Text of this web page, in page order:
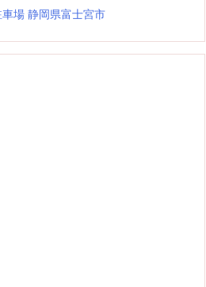
場 静岡県富士宮市